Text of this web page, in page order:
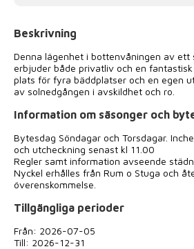
Beskrivning
Denna lägenhet i bottenvåningen av ett
erbjuder både privatliv och en
plats för fyra bäddplatser och en egen
av solnedgången i avskildhet och ro.
Information om säsonger och
Bytesdag Söndagar och Torsdagar.
och utcheckning senast kl 11.00
Regler samt information avseende
Nyckel erhålles från Rum o Stuga och
överenskommelse.
Tillgängliga perioder
Från: 2026-07-05
Till: 2026-12-31